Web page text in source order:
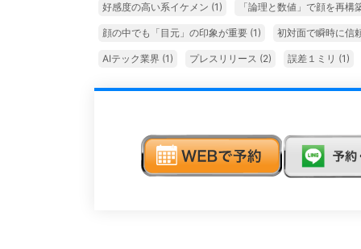
好感度の高い系イケメン (1) 「論理と数値」で顔を再構
顔の中でも「目元」の印象が重要 (1) 初対面で瞬時に信
AIテック業界 (1) プレスリリース (2) 誤差１ミリ (1)